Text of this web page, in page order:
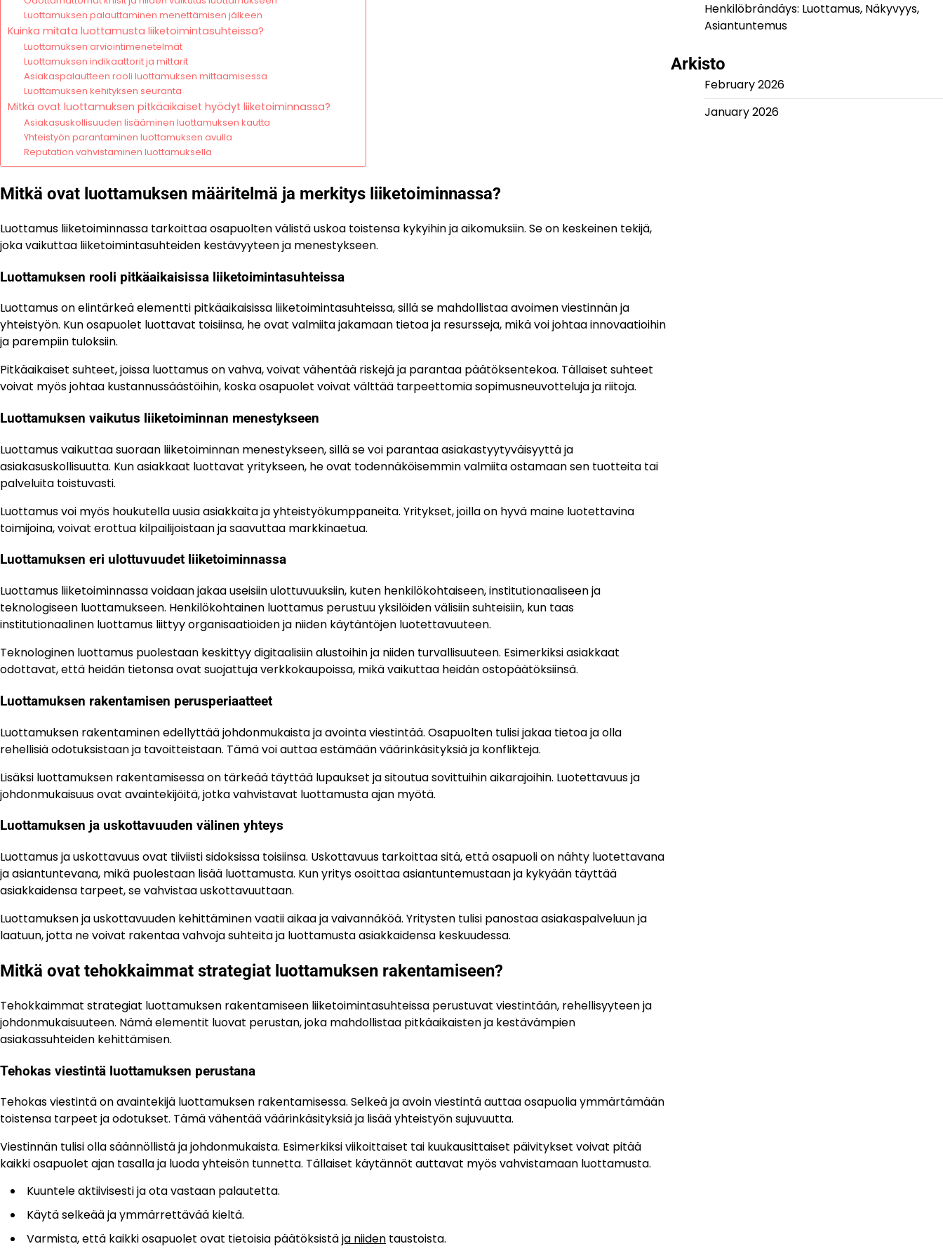
Luottamuksen palauttaminen menettämisen jälkeen
Kuinka mitata luottamusta liiketoimintasuhteissa?
Luottamuksen arviointimenetelmät
Luottamuksen indikaattorit ja mittarit
Asiakaspalautteen rooli luottamuksen mittaamisessa
Luottamuksen kehityksen seuranta
Mitkä ovat luottamuksen pitkäaikaiset hyödyt liiketoiminnassa?
Asiakasuskollisuuden lisääminen luottamuksen kautta
Yhteistyön parantaminen luottamuksen avulla
Reputation vahvistaminen luottamuksella
Mitkä ovat luottamuksen määritelmä ja merkitys liiketoiminnassa?
Luottamus liiketoiminnassa tarkoittaa osapuolten välistä uskoa toistensa kykyihin ja aikomuksiin. Se on keskeinen tekijä,
joka vaikuttaa liiketoimintasuhteiden kestävyyteen ja menestykseen.
Luottamuksen rooli pitkäaikaisissa liiketoimintasuhteissa
Luottamus on elintärkeä elementti pitkäaikaisissa liiketoimintasuhteissa, sillä se mahdollistaa avoimen viestinnän ja
yhteistyön. Kun osapuolet luottavat toisiinsa, he ovat valmiita jakamaan tietoa ja resursseja, mikä voi johtaa innovaatioihin
ja parempiin tuloksiin.
Pitkäaikaiset suhteet, joissa luottamus on vahva, voivat vähentää riskejä ja parantaa päätöksentekoa. Tällaiset suhteet
voivat myös johtaa kustannussäästöihin, koska osapuolet voivat välttää tarpeettomia sopimusneuvotteluja ja riitoja.
Luottamuksen vaikutus liiketoiminnan menestykseen
Luottamus vaikuttaa suoraan liiketoiminnan menestykseen, sillä se voi parantaa asiakastyytyväisyyttä ja
asiakasuskollisuutta. Kun asiakkaat luottavat yritykseen, he ovat todennäköisemmin valmiita ostamaan sen tuotteita tai
palveluita toistuvasti.
Luottamus voi myös houkutella uusia asiakkaita ja yhteistyökumppaneita. Yritykset, joilla on hyvä maine luotettavina
toimijoina, voivat erottua kilpailijoistaan ja saavuttaa markkinaetua.
Luottamuksen eri ulottuvuudet liiketoiminnassa
Luottamus liiketoiminnassa voidaan jakaa useisiin ulottuvuuksiin, kuten henkilökohtaiseen, institutionaaliseen ja
teknologiseen luottamukseen. Henkilökohtainen luottamus perustuu yksilöiden välisiin suhteisiin, kun taas
institutionaalinen luottamus liittyy organisaatioiden ja niiden käytäntöjen luotettavuuteen.
Teknologinen luottamus puolestaan keskittyy digitaalisiin alustoihin ja niiden turvallisuuteen. Esimerkiksi asiakkaat
odottavat, että heidän tietonsa ovat suojattuja verkkokaupoissa, mikä vaikuttaa heidän ostopäätöksiinsä.
Luottamuksen rakentamisen perusperiaatteet
Luottamuksen rakentaminen edellyttää johdonmukaista ja avointa viestintää. Osapuolten tulisi jakaa tietoa ja olla
rehellisiä odotuksistaan ja tavoitteistaan. Tämä voi auttaa estämään väärinkäsityksiä ja konflikteja.
Lisäksi luottamuksen rakentamisessa on tärkeää täyttää lupaukset ja sitoutua sovittuihin aikarajoihin. Luotettavuus ja
johdonmukaisuus ovat avaintekijöitä, jotka vahvistavat luottamusta ajan myötä.
Luottamuksen ja uskottavuuden välinen yhteys
Luottamus ja uskottavuus ovat tiiviisti sidoksissa toisiinsa. Uskottavuus tarkoittaa sitä, että osapuoli on nähty luotettavana
ja asiantuntevana, mikä puolestaan lisää luottamusta. Kun yritys osoittaa asiantuntemustaan ja kykyään täyttää
asiakkaidensa tarpeet, se vahvistaa uskottavuuttaan.
Luottamuksen ja uskottavuuden kehittäminen vaatii aikaa ja vaivannäköä. Yritysten tulisi panostaa asiakaspalveluun ja
laatuun, jotta ne voivat rakentaa vahvoja suhteita ja luottamusta asiakkaidensa keskuudessa.
Mitkä ovat tehokkaimmat strategiat luottamuksen rakentamiseen?
Tehokkaimmat strategiat luottamuksen rakentamiseen liiketoimintasuhteissa perustuvat viestintään, rehellisyyteen ja
johdonmukaisuuteen. Nämä elementit luovat perustan, joka mahdollistaa pitkäaikaisten ja kestävämpien
asiakassuhteiden kehittämisen.
Tehokas viestintä luottamuksen perustana
Tehokas viestintä on avaintekijä luottamuksen rakentamisessa. Selkeä ja avoin viestintä auttaa osapuolia ymmärtämään
toistensa tarpeet ja odotukset. Tämä vähentää väärinkäsityksiä ja lisää yhteistyön sujuvuutta.
Viestinnän tulisi olla säännöllistä ja johdonmukaista. Esimerkiksi viikoittaiset tai kuukausittaiset päivitykset voivat pitää
kaikki osapuolet ajan tasalla ja luoda yhteisön tunnetta. Tällaiset käytännöt auttavat myös vahvistamaan luottamusta.
Kuuntele aktiivisesti ja ota vastaan palautetta.
Käytä selkeää ja ymmärrettävää kieltä.
Varmista, että kaikki osapuolet ovat tietoisia päätöksistäja niiden taustoista.
Henkilöbrändäys: Luottamus, Näkyvyys,
Asiantuntemus
Arkisto
February 2026
January 2026